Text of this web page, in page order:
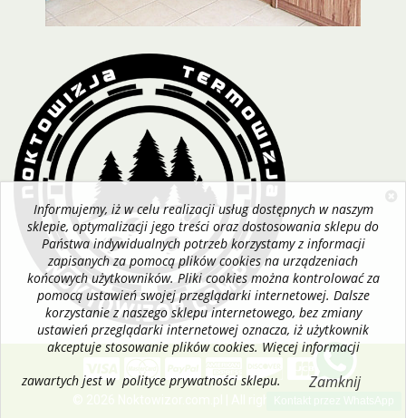
Informujemy, iż w celu realizacji usług dostępnych w naszym
sklepie, optymalizacji jego treści oraz dostosowania sklepu do
Państwa indywidualnych potrzeb korzystamy z informacji
zapisanych za pomocą plików cookies na urządzeniach
końcowych użytkowników. Pliki cookies można kontrolować za
pomocą ustawień swojej przeglądarki internetowej. Dalsze
korzystanie z naszego sklepu internetowego, bez zmiany
ustawień przeglądarki internetowej oznacza, iż użytkownik
akceptuje stosowanie plików cookies. Więcej informacji
zawartych jest w polityce prywatności sklepu.
Zamknij